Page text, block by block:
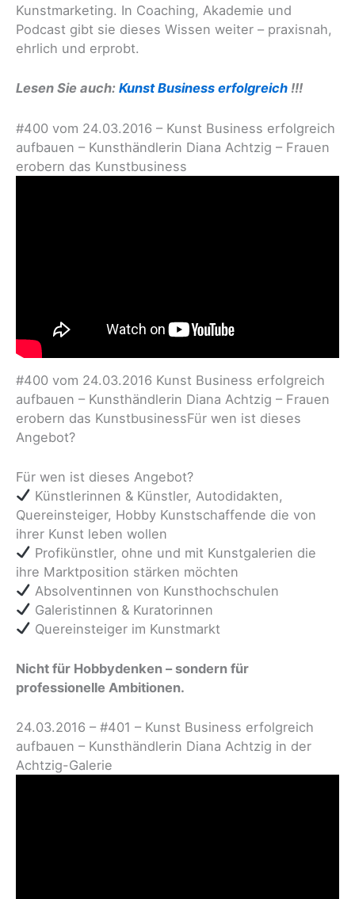
Kunstmarketing. In Coaching, Akademie und
Podcast gibt sie dieses Wissen weiter – praxisnah,
ehrlich und erprobt.
Lesen Sie auch: Kunst Business erfolgreich !!!
#400 vom 24.03.2016 – Kunst Business erfolgreich
aufbauen – Kunsthändlerin Diana Achtzig – Frauen
erobern das Kunstbusiness
#400 vom 24.03.2016 Kunst Business erfolgreich
aufbauen – Kunsthändlerin Diana Achtzig – Frauen
erobern das KunstbusinessFür wen ist dieses
Angebot?
Für wen ist dieses Angebot?
Künstlerinnen & Künstler, Autodidakten,
Quereinsteiger, Hobby Kunstschaffende die von
ihrer Kunst leben wollen
Profikünstler, ohne und mit Kunstgalerien die
ihre Marktposition stärken möchten
Absolventinnen von Kunsthochschulen
Galeristinnen & Kuratorinnen
Quereinsteiger im Kunstmarkt
Nicht für Hobbydenken – sondern für
professionelle Ambitionen.
24.03.2016 – #401 – Kunst Business erfolgreich
aufbauen – Kunsthändlerin Diana Achtzig in der
Achtzig-Galerie